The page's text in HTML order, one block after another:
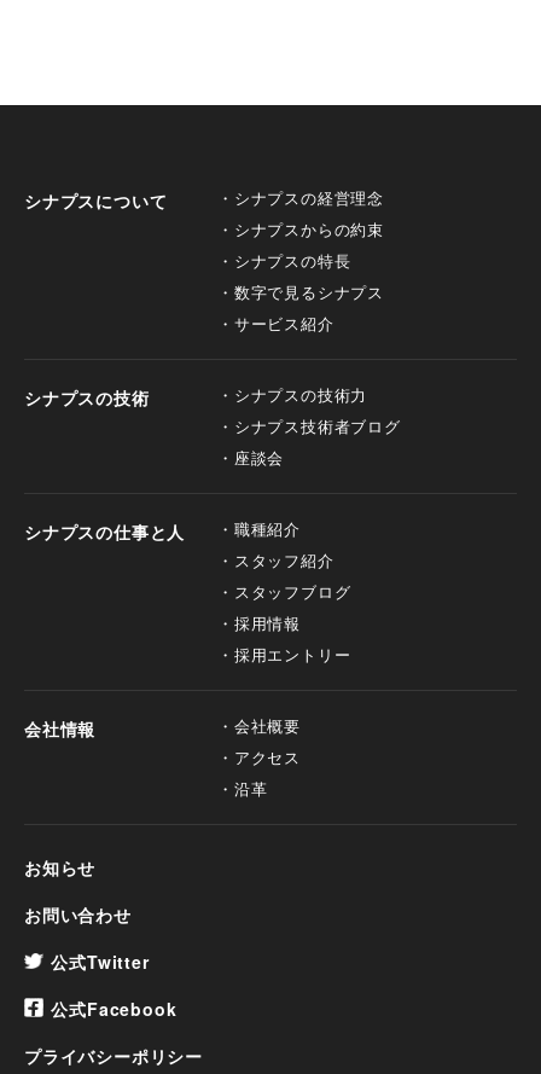
シナプスについて
シナプスの経営理念
シナプスからの約束
シナプスの特長
数字で見るシナプス
サービス紹介
シナプスの技術
シナプスの技術力
シナプス技術者ブログ
座談会
シナプスの仕事と人
職種紹介
スタッフ紹介
スタッフブログ
採用情報
採用エントリー
会社情報
会社概要
アクセス
沿革
お知らせ
お問い合わせ
公式Twitter
公式Facebook
プライバシーポリシー